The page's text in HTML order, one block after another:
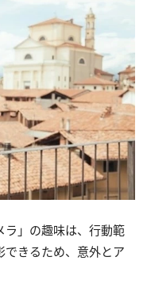
ラ」の趣味は、行動範
できるため、意外とア